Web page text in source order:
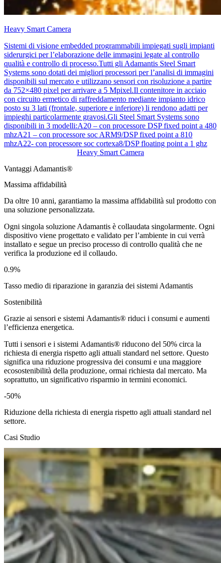
Heavy Smart Camera
Sistemi di visione embedded programmabili impiegati sugli impianti
siderurgici per l’elaborazione delle immagini legate al controllo
qualità e controllo di processo.Tutti gli Adamantis Steel Smart
Systems sono dotati dei migliori processori per l’analisi di immagini
disponibili sul mercato e utilizzano sensori con risoluzione a partire
da 752×480 pixel per arrivare a 5 Mpixel.Il contenitore in acciaio
con circuito ermetico di raffreddamento mediante impianto idrico
posto su 3 lati (frontale, superiore e inferiore) li rendono adatti per
impieghi particolarmente gravosi.Gli Steel Smart Systems sono
disponibili in 3 modelli:A20 – con processore DSP fixed point a 480
mhzA21 – con processore soc ARM9/DSP fixed point a 810
mhzA22- con processore soc cortexa8/DSP floating point a 1 ghz
Heavy Smart Camera
Vantaggi Adamantis®
Massima affidabilità
Da oltre 10 anni, garantiamo la massima affidabilità sul prodotto con
una soluzione personalizzata.
Ogni singola soluzione Adamantis è collaudata singolarmente. Ogni
dispositivo viene progettato e validato per l’ambiente in cui verrà
installato e segue un preciso processo di controllo qualità che ne
verifica la produzione ed il collaudo.
0.9%
Tasso medio di riparazione in garanzia dei sistemi Adamantis
Sostenibilità
Grazie ai sensori e sistemi Adamantis® riduci i consumi e aumenti
l’efficienza energetica.
Tutti i sensori e i sistemi Adamantis® riducono del 50% circa la
richiesta di energia rispetto agli attuali standard nel settore. Questo
significa una riduzione progressiva dei consumi e una maggiore
ecosostenibilità della produzione, ormai richiesta dal mercato. Ma
soprattutto, un significativo risparmio in termini economici.
-50%
Riduzione della richiesta di energia rispetto agli attuali standard nel
settore.
Casi Studio